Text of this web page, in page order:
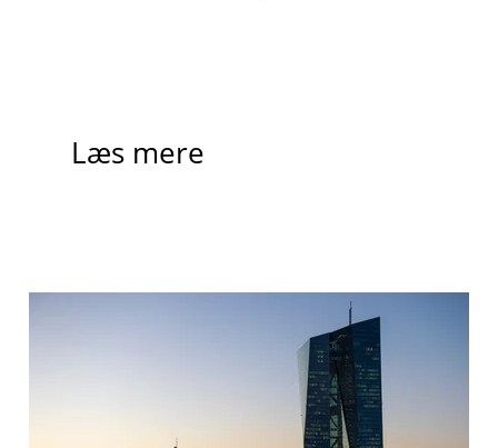
Læs mere